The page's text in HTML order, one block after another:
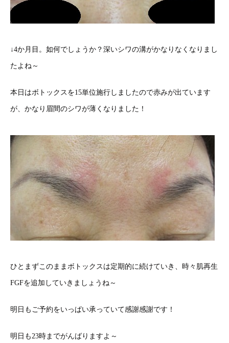
↓4か月目。如何でしょうか？深いシワの溝がかなりなくなりまし
たよね～
本日はボトックスを15単位施行しましたので赤みが出ています
が、かなり眉間のシワが薄くなりました！
ひとまずこのままボトックスは定期的に続けていき、時々肌再生
FGFを追加していきましょうね～
明日もご予約をいっぱい承っていて感謝感謝です！
明日も23時までがんばりますよ～